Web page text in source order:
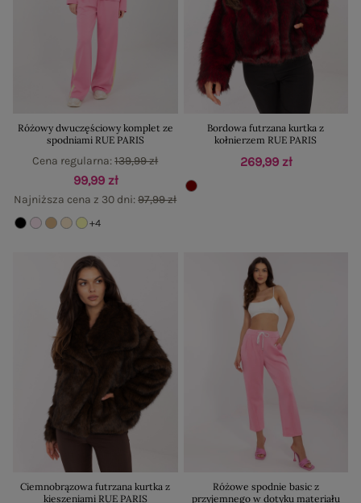
Różowy dwuczęściowy komplet ze
spodniami RUE PARIS
99,99 zł
Najniższa cena z 30 dni:97,99 zł
Cena regularna:139,99 zł
+4
Bordowa futrzana kurtka z
kołnierzem RUE PARIS
269,99 zł
Ciemnobrązowa futrzana kurtka z
kieszeniami RUE PARIS
Różowe spodnie basic z
przyjemnego w dotyku materiału